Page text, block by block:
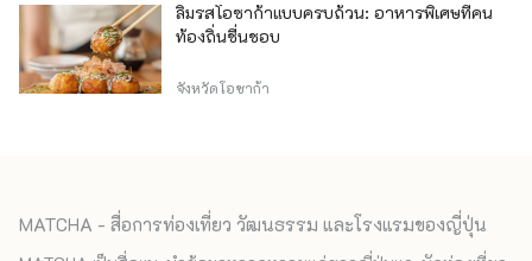
ลิ้มรสโอซาก้าแบบครบถ้วน: อาหารพิเศษที่คน
ท้องถิ่นชื่นชอบ
จังหวัดโอซาก้า
MATCHA - สื่อการท่องเที่ยว วัฒนธรรม และโรงแรมของญี่ปุ่น